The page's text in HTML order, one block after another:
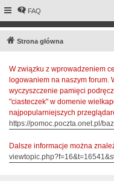
FAQ
Strona główna
W związku z wprowadzeniem
logowaniem na naszym forum.
wyczyszczenie pamięci
"ciasteczek" w domenie
najpopularniejszych
https://pomoc.poczta.onet.pl/
Dalsze informacje można